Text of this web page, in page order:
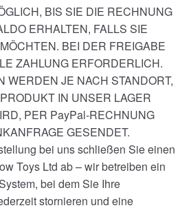
BIS SIE DIE RECHNUNG
ERHALTEN, FALLS SIE
BEI DER FREIGABE
ZAHLUNG ERFORDERLICH.
WERDEN JE NACH STANDORT,
IN UNSER LAGER
PER PayPal-RECHNUNG
GESENDET.
bei uns schließen Sie einen
Toys Ltd ab – wir betreiben ein
bei dem Sie Ihre
stornieren und eine